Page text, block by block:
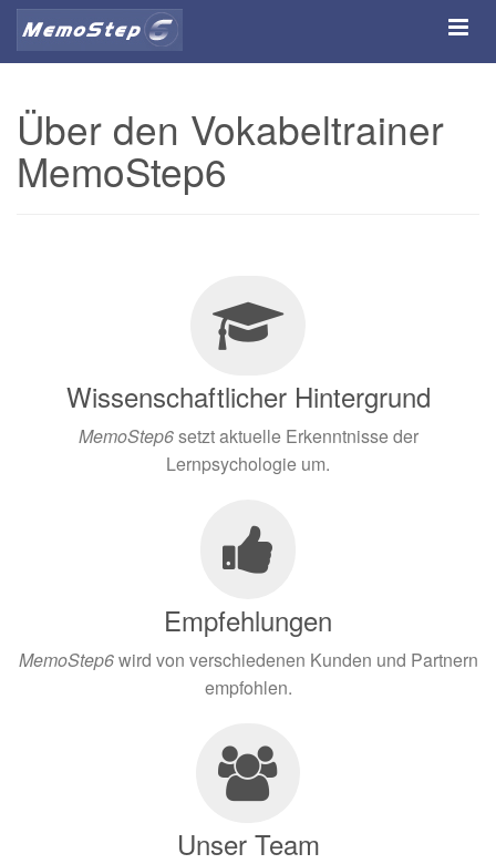
Über den Vokabeltrainer
MemoStep6
Wissenschaftlicher Hintergrund
MemoStep6setzt aktuelle Erkenntnisse der
Lernpsychologie um.
Empfehlungen
MemoStep6wird von verschiedenen Kunden und Partnern
empfohlen.
Unser Team